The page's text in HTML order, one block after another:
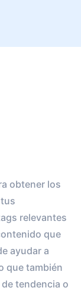
obtener los
relevantes
que
ayudar a
que también
tendencia o